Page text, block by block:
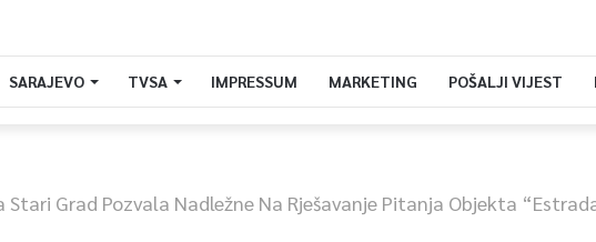
SARAJEVO TVSA IMPRESSUM MARKETING POŠALJI VIJEST
Stari Grad Pozvala Nadležne Na Rješavanje Pitanja Objekta